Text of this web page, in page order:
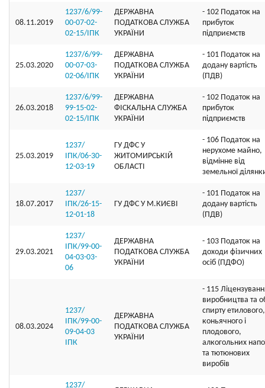
08.11.2019
1237/6/99-
00-07-02-
02-15/ІПК
ДЕРЖАВНА
ПОДАТКОВА СЛУЖБА
УКРАЇНИ
- 102 Податок на
прибуток
підприємств
25.03.2020
1237/6/99-
00-07-03-
02-06/ІПК
ДЕРЖАВНА
ПОДАТКОВА СЛУЖБА
УКРАЇНИ
- 101 Податок на
додану вартість
(ПДВ)
26.03.2018
1237/6/99-
99-15-02-
02-15/ІПК
ДЕРЖАВНА
ФІСКАЛЬНА СЛУЖБА
УКРАЇНИ
- 102 Податок на
прибуток
підприємств
25.03.2019
1237/
ІПК/06-30-
12-03-19
ГУ ДФС У
ЖИТОМИРСЬКIЙ
ОБЛАСТI
- 106 Податок на
нерухоме майно,
відмінне від
земельної
18.07.2017
1237/
ІПК/26-15-
12-01-18
ГУ ДФС У М.КИЄВI
- 101 Податок на
додану вартість
(ПДВ)
29.03.2021
1237/
ІПК/99-00-
04-03-03-
06
ДЕРЖАВНА
ПОДАТКОВА СЛУЖБА
УКРАЇНИ
- 103 Податок на
доходи фізичних
осіб (ПДФО)
08.03.2024
1237/
ІПК/99-00-
09-04-03
ІПК
ДЕРЖАВНА
ПОДАТКОВА СЛУЖБА
УКРАЇНИ
- 115
виробництва та
спирту етилового,
коньячного і
плодового,
алкогольних
та тютюнових
виробів
1237/